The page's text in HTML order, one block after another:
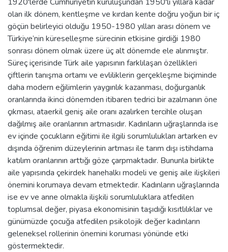
olan ilk dönem, kentleşme ve kırdan kente doğru yoğun bir iç
göçün belirleyici olduğu 1950-1980 yılları arası dönem ve
Türkiye’nin küreselleşme sürecinin etkisine girdiği 1980
sonrası dönem olmak üzere üç alt dönemde ele alınmıştır.
Süreç içerisinde Türk aile yapısının farklılaşan özellikleri
çiftlerin tanışma ortamı ve evliliklerin gerçekleşme biçiminde
daha modern eğilimlerin yaygınlık kazanması, doğurganlık
oranlarında ikinci dönemden itibaren tedrici bir azalmanın öne
çıkması, ataerkil geniş aile oranı azalırken tercihle oluşan
dağılmış aile oranlarının artmasıdır. Kadınların uğraşlarında ise
ev içinde çocukların eğitimi ile ilgili sorumlulukları artarken ev
dışında öğrenim düzeylerinin artması ile tarım dışı istihdama
katılım oranlarının arttığı göze çarpmaktadır. Bununla birlikte
aile yapısında çekirdek hanehalkı modeli ve geniş aile ilişkileri
önemini korumaya devam etmektedir. Kadınların uğraşlarında
ise ev ve anne olmakla ilişkili sorumluluklara atfedilen
toplumsal değer, piyasa ekonomisinin taşıdığı kısıtlılıklar ve
günümüzde çocuğa atfedilen psikolojik değer kadınların
geleneksel rollerinin önemini koruması yönünde etki
göstermektedir.